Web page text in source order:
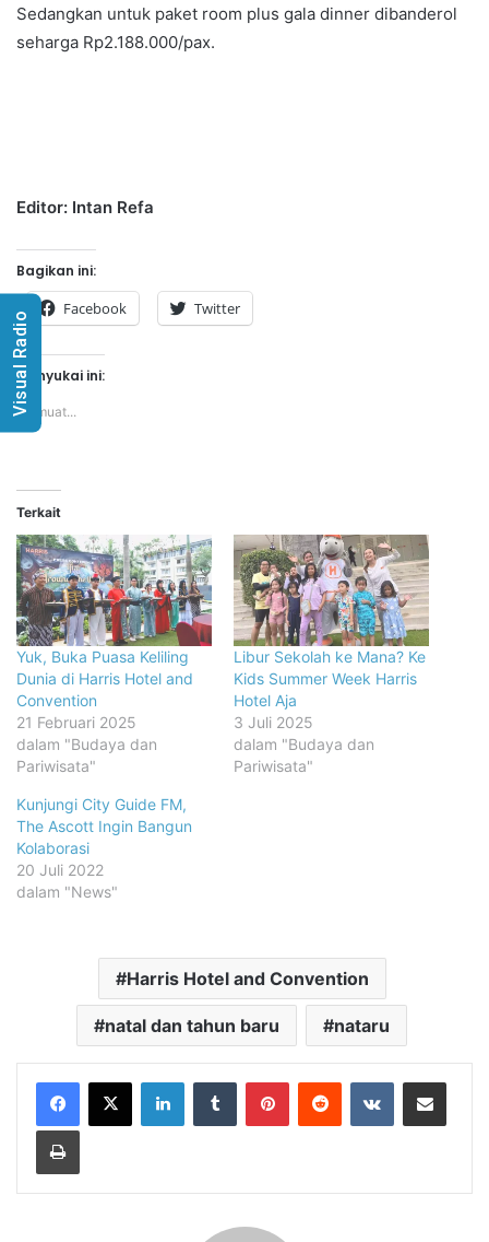
Sedangkan untuk paket room plus gala dinner dibanderol
seharga Rp2.188.000/pax.
Editor: Intan Refa
Bagikan ini:
Facebook Twitter
Menyukai ini:
Memuat...
Terkait
Yuk, Buka Puasa Keliling
Dunia di Harris Hotel and
Convention
21 Februari 2025
dalam "Budaya dan
Pariwisata"
Libur Sekolah ke Mana? Ke
Kids Summer Week Harris
Hotel Aja
3 Juli 2025
dalam "Budaya dan
Pariwisata"
Kunjungi City Guide FM,
The Ascott Ingin Bangun
Kolaborasi
20 Juli 2022
dalam "News"
Harris Hotel and Convention
natal dan tahun baru nataru
LinkedInTumblr PinterestReddit VKontakteShare via Email
Print
Visual Radio